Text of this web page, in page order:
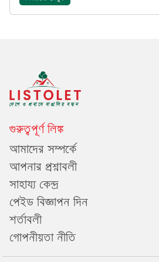
গুরুত্বপূর্ণ লিঙ্ক
আমাদের সম্পর্কে
আপনার প্রশ্নাবলী
সাহায্য কেন্দ্র
পেইড বিজ্ঞাপন দিন
শর্তাবলী
গোপনীয়তা নীতি